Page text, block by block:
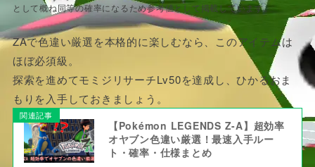
として概ね同等の確率になるため参考値として掲載しています。
ZAで色違い厳選を本格的に楽しむなら、このアイテムは
ほぼ必須級。
探索を進めてモミジリサーチLv50を達成し、ひかるおま
もりを入手しておきましょう。
関連記事
【Pokémon LEGENDS Z-A】超効率
オヤブン色違い厳選！最速入手ルー
ト・確率・仕様まとめ